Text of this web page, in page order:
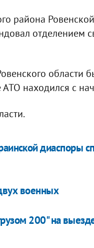
района
отделением
области
находился с
диаспоры
военных
200" на